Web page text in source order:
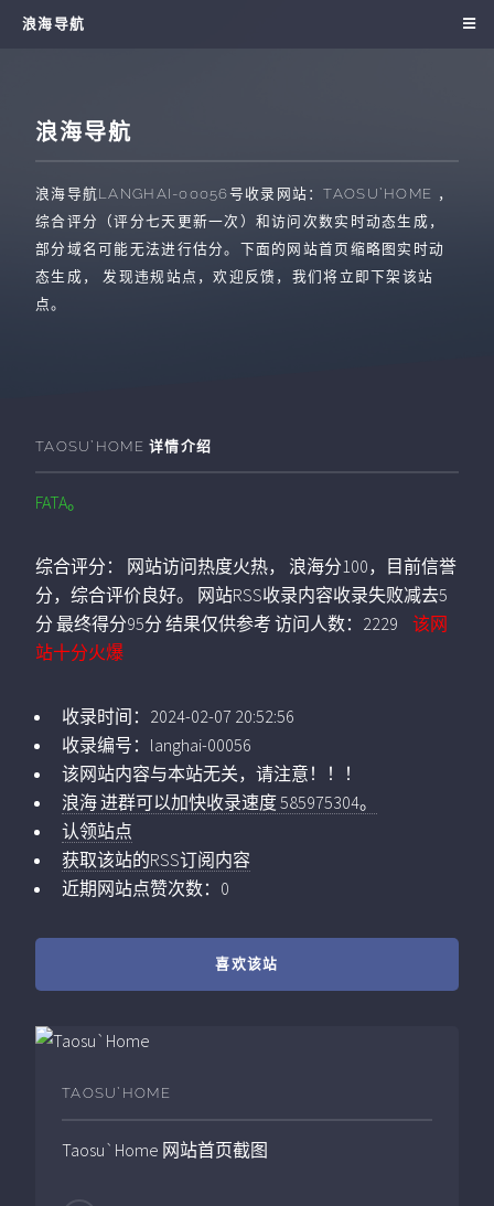
浪海导航
浪海导航
浪海导航LANGHAI-00056号收录网站：TAOSU`HOME ，
综合评分（评分七天更新一次）和访问次数实时动态生成，
部分域名可能无法进行估分。下面的网站首页缩略图实时动
态生成， 发现违规站点，欢迎反馈，我们将立即下架该站
点。
TAOSU`HOME 详情介绍
FATA。
综合评分：
网站访问热度火热， 浪海分100，目前信誉
分，综合评价良好。 网站RSS收录内容收录失败减去5
分 最终得分95分 结果仅供参考 访问人数： 2229
该网
站十分火爆
收录时间： 2024-02-07 20:52:56
收录编号： langhai-00056
该网站内容与本站无关，请注意！！！
浪海 进群可以加快收录速度 585975304。
认领站点
获取该站的RSS订阅内容
近期网站点赞次数：0
喜欢该站
TAOSU`HOME
Taosu`Home 网站首页截图